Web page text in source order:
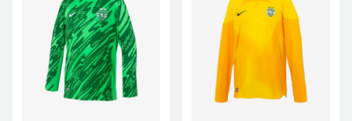
JS JM JL JXL JS JXL